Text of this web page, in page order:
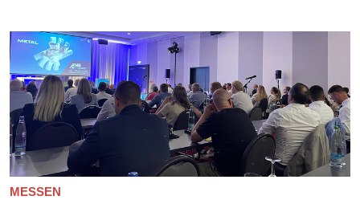
MESSEN